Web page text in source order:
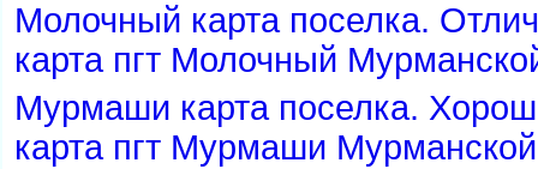
Молочный карта поселка.
карта пгт Молочный
Мурмаши карта поселка.
карта пгт Мурмаши